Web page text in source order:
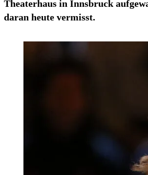
Theaterhaus in Innsbruck
daran heute vermisst.